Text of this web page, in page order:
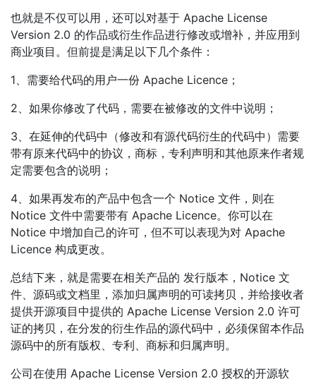
也就是不仅可以用，还可以对基于 Apache License
Version 2.0 的作品或衍生作品进行修改或增补，并应用到
商业项目。但前提是满足以下几个条件：
1、需要给代码的用户一份 Apache Licence；
2、如果你修改了代码，需要在被修改的文件中说明；
3、在延伸的代码中（修改和有源代码衍生的代码中）需要
带有原来代码中的协议，商标，专利声明和其他原来作者规
定需要包含的说明；
4、如果再发布的产品中包含一个 Notice 文件，则在
Notice 文件中需要带有 Apache Licence。你可以在
Notice 中增加自己的许可，但不可以表现为对 Apache
Licence 构成更改。
总结下来，就是需要在相关产品的 发行版本，Notice 文
件、源码或文档里，添加归属声明的可读拷贝，并给接收者
提供开源项目中提供的 Apache License Version 2.0 许可
证的拷贝，在分发的衍生作品的源代码中，必须保留本作品
源码中的所有版权、专利、商标和归属声明。
公司在使用 Apache License Version 2.0 授权的开源软